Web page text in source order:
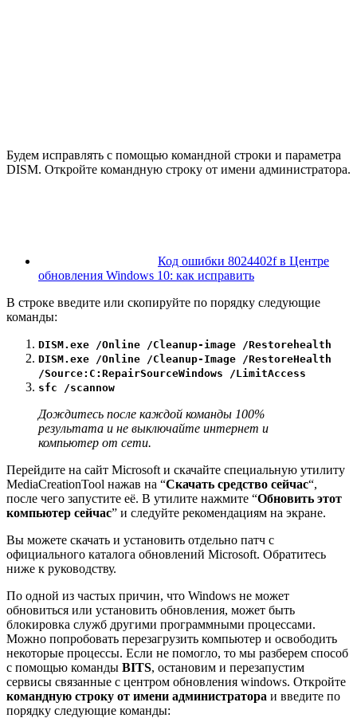
Будем исправлять с помощью командной строки и параметра
DISM. Откройте командную строку от имени администратора.
Код ошибки 8024402f в Центре
обновления Windows 10: как исправить
В строке введите или скопируйте по порядку следующие
команды:
DISM.exe /Online /Cleanup-image /Restorehealth
DISM.exe /Online /Cleanup-Image /RestoreHealth
/Source:C:RepairSourceWindows /LimitAccess
sfc /scannow
Дождитесь после каждой команды 100%
результата и не выключайте интернет и
компьютер от сети.
Перейдите на сайт Microsoft и скачайте специальную утилиту
MediaCreationTool нажав на “Скачать средство сейчас“,
после чего запустите её. В утилите нажмите “Обновить этот
компьютер сейчас” и следуйте рекомендациям на экране.
Вы можете скачать и установить отдельно патч с
официального каталога обновлений Microsoft. Обратитесь
ниже к руководству.
По одной из частых причин, что Windows не может
обновиться или установить обновления, может быть
блокировка служб другими программными процессами.
Можно попробовать перезагрузить компьютер и освободить
некоторые процессы. Если не помогло, то мы разберем способ
с помощью команды BITS, остановим и перезапустим
сервисы связанные с центром обновления windows. Откройте
командную строку от имени администратора и введите по
порядку следующие команды: